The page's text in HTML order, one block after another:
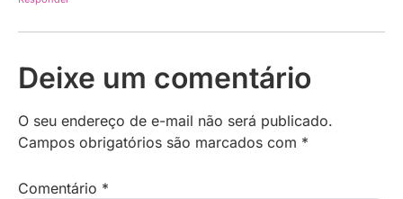
Deixe um comentário
O seu endereço de e-mail não será publicado.
Campos obrigatórios são marcados com *
Comentário *